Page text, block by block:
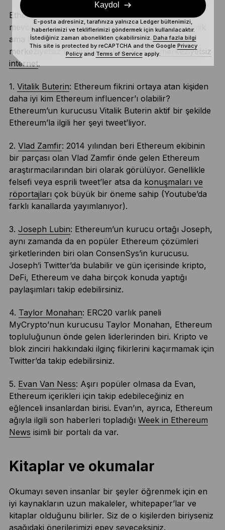
Ethereum’un dünyasında her türden influencer
mevcut. Bazıları havalı, bazıları ciddi, bazıları komik
ama her biri aynı amaç doğrultusunda çalışıyor:
merkeziyetsiz bir finansal ekosistem vemerkeziyetsiz
internet.
1. Vitalik Buterin: Ethereum fikrini ortaya atan kişiden
daha iyi kim Ethereum influencer’ı olabilir?
Ethereum’un kurucusu Vitalik Buterin aktif bir şekilde
Ethereum’la ilgili her şeyi tweet’liyor.
2. Vlad Zamfir: 2014 yılından beri Ethereum ekibinin
bir parçası olan Vlad Zamfir önde gelen Ethereum
araştırmacılarından biri olarak görülüyor. Genellikle
felsefi veya esprili tweet’ler atsa da konuşmaları ve
röportajları çok büyük bir öneme sahip (Youtube’da
farklı kanallarda yayımlanıyor).
3. Joseph Lubin: Ethereum’un kurucu ortağı Joseph,
aynı zamanda da en popüler Ethereum çözümleri
şirketlerinden biri olan ConsenSys’in kurucusu.
Joseph’i Twitter’da bulabilir ve gün içerisinde kripto,
DeFi, Ethereum ve daha birçok konuda yaptığı
paylaşımları takip edebilirsiniz.
4. Taylor Monahan: ERC20 varlık paneli
MyCrypto’nun kurucusu Taylor Monahan, Ethereum
topluluğunun önde gelen liderlerinden biri. Kripto ve
blok zinciri hakkındaki ilginç fikirlerini kaçırmamak için
Twitter’da takip edebilirsiniz.
5. Evan Van Ness: Aşırı popüler olmasa da Evan,
Ethereum içerikleri için takip edebileceğiniz en
eğlenceli insanlardan birisi. Evan’ın, ayrıca, Ethereum
ağıyla ilgili son haberleri topladığı Week in Ethereum
News isimli bir portalı da var.
Kitaplar ve okumalar
Okumayı seven insanlar bir şeyler öğrenmek için en
iyi kaynakların uzun makaleler, whitepaper’lar ve
kitaplar olduğunu bilirler. Siz de o kişilerden biriyseniz
aşağıdaki önerilerimizi epey seveceksiniz.
Kaydol
E-posta adresiniz, tarafınıza yalnızca Ledger bültenimizi,
haberlerimizi ve tekliflerimizi göndermek için kullanılacaktır.
İstediğiniz zaman abonelikten çıkabilirsiniz. Daha fazla bilgi
This site is protected by reCAPTCHA and the Google Privacy
Policyand Terms of Serviceapply.